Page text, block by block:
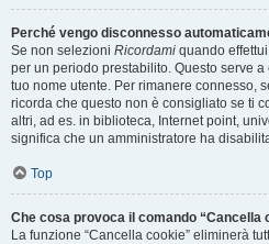
Perché vengo disconnesso
Se non selezioni Ricordami quando
per un periodo prestabilito. Questo serve
tuo nome utente. Per rimanere connesso,
ricorda che questo non è consigliato se ti
altri, ad es. in biblioteca, Internet point,
significa che un amministratore ha
Top
Che cosa provoca il comando “Cancella
La funzione “Cancella cookie” eliminerà